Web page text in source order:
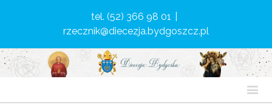
tel. (52) 366 98 01
rzecznik@diecezja.bydgoszcz.pl